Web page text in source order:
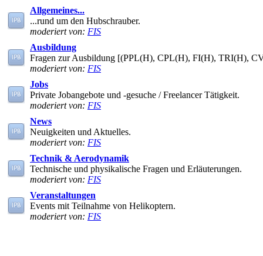
Allgemeines...
...rund um den Hubschrauber.
moderiert von: FIS
Ausbildung
Fragen zur Ausbildung [(PPL(H), CPL(H), FI(H), TRI(H),
moderiert von: FIS
Jobs
Private Jobangebote und -gesuche / Freelancer Tätigkeit.
moderiert von: FIS
News
Neuigkeiten und Aktuelles.
moderiert von: FIS
Technik & Aerodynamik
Technische und physikalische Fragen und Erläuterungen.
moderiert von: FIS
Veranstaltungen
Events mit Teilnahme von Helikoptern.
moderiert von: FIS